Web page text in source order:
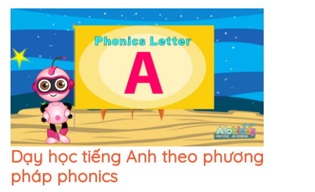
Dạy học tiếng Anh theo phương
pháp phonics